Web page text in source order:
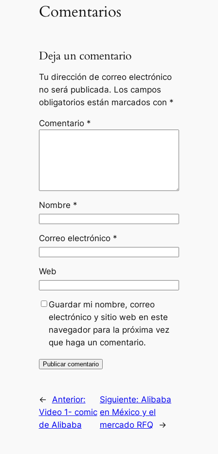
Comentarios
Deja un comentario
Tu dirección de correo electrónico
no será publicada. Los campos
obligatorios están marcados con *
Comentario *
Nombre *
Correo electrónico *
Web
Guardar mi nombre, correo
electrónico y sitio web en este
navegador para la próxima vez
que haga un comentario.
← Anterior:
Video 1- comic
de Alibaba
Siguiente:Alibaba
en México y el
mercado RFQ
→